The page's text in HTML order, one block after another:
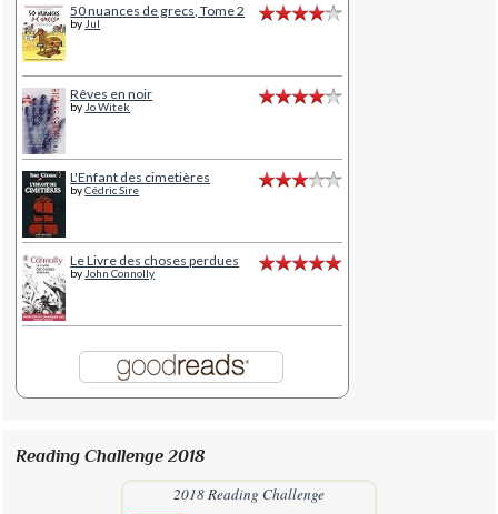
50 nuances de grecs, Tome 2
byJul
Rêves en noir
byJo Witek
L'Enfant des cimetières
byCédric Sire
Le Livre des choses perdues
byJohn Connolly
Reading Challenge 2018
2018 Reading Challenge